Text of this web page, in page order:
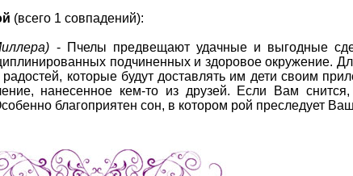
(всего 1 совпадений):
- Пчелы предвещают удачные и выгодные
подчиненных и здоровое окружение.
которые будут доставлять им дети своим
нанесенное кем-то из друзей. Если Вам
благоприятен сон, в котором рой преследует